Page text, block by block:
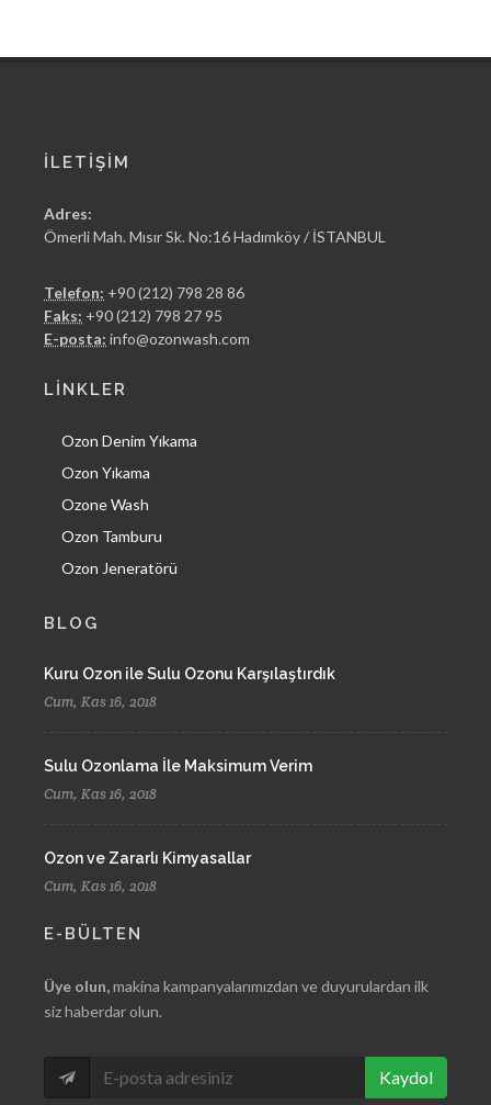
İLETIŞIM
Adres:
Ömerli Mah. Mısır Sk. No:16 Hadımköy / İSTANBUL
Telefon: +90 (212) 798 28 86
Faks: +90 (212) 798 27 95
E-posta: info@ozonwash.com
LINKLER
Ozon Denim Yıkama
Ozon Yıkama
Ozone Wash
Ozon Tamburu
Ozon Jeneratörü
BLOG
Kuru Ozon ile Sulu Ozonu Karşılaştırdık
Cum, Kas 16, 2018
Sulu Ozonlama İle Maksimum Verim
Cum, Kas 16, 2018
Ozon ve Zararlı Kimyasallar
Cum, Kas 16, 2018
E-BÜLTEN
Üye olun,makina kampanyalarımızdan ve duyurulardan ilk
siz haberdar olun.
Kaydol